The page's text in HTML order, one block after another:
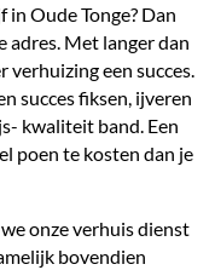
Oude Tonge? Dan
adres. Met langer dan
een succes.
succes fiksen, ijveren
kwaliteit band. Een
poen te kosten dan je
onze verhuis dienst
bovendien